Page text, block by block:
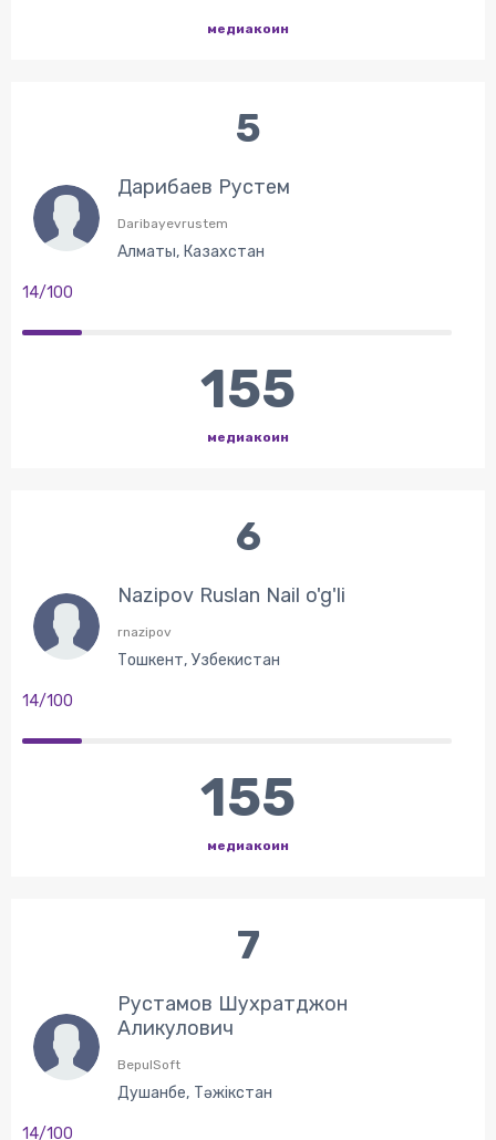
медиакоин
5
Дарибаев Рустем
Daribayevrustem
Алматы, Казахстан
14/100
155
медиакоин
6
Nazipov Ruslan Nail o'g'li
rnazipov
Тошкент, Узбекистан
14/100
155
медиакоин
7
Рустамов Шухратджон
Аликулович
BepulSoft
Душанбе, Тәжікстан
14/100